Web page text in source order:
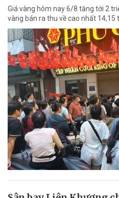
Giá vàng hôm nay 6/8 tăng tới 2
vàng bán ra thu về cao nhất 14,15